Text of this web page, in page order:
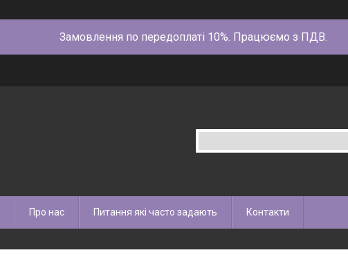
Замовлення по передоплаті 10%. Працюємо з ПДВ.
Про нас Питання які часто задають Контакти